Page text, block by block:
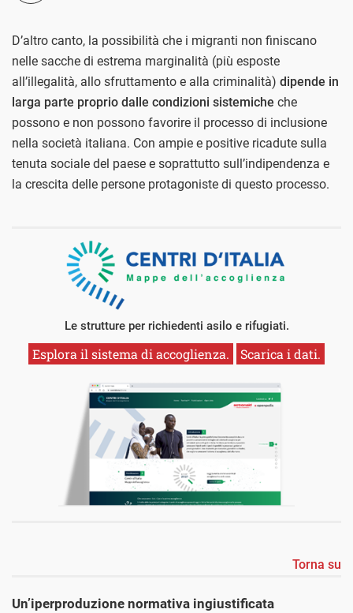
D’altro canto, la possibilità che i migranti non finiscano
nelle sacche di estrema marginalità (più esposte
all’illegalità, allo sfruttamento e alla criminalità) dipende in
larga parte proprio dalle condizioni sistemiche che
possono e non possono favorire il processo di inclusione
nella società italiana. Con ampie e positive ricadute sulla
tenuta sociale del paese e soprattutto sull’indipendenza e
la crescita delle persone protagoniste di questo processo.
Le strutture per richiedenti asilo e rifugiati.
Esplora il sistema di accoglienza. Scarica i dati.
Torna su
Un’iperproduzione normativa ingiustificata